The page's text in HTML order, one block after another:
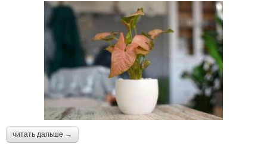
читать дальше →